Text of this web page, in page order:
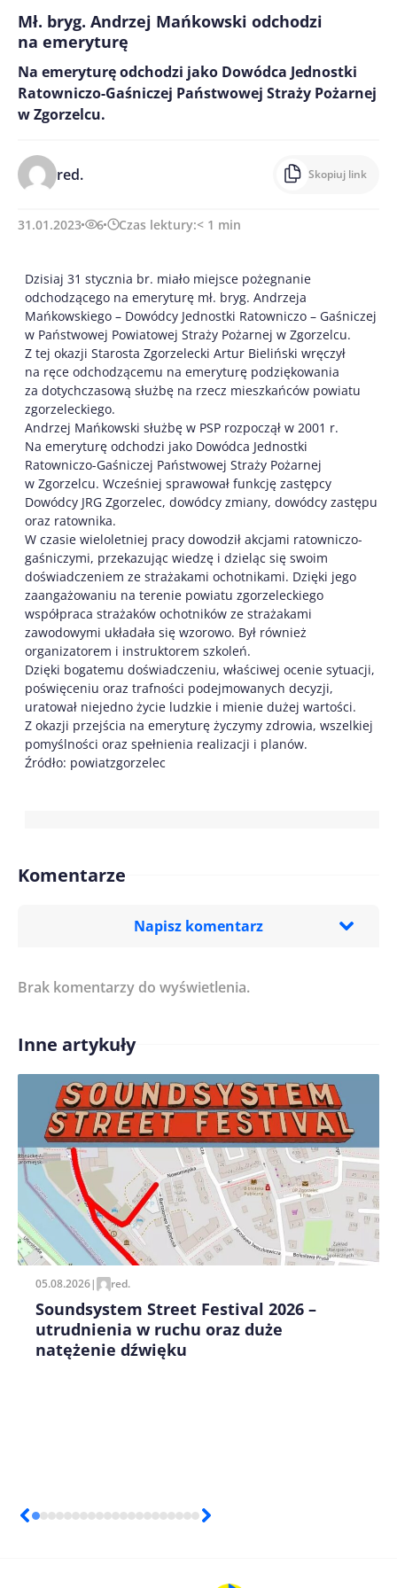
Mł. bryg. Andrzej Mańkowski odchodzi
na emeryturę
Na emeryturę odchodzi jako Dowódca Jednostki
Ratowniczo-Gaśniczej Państwowej Straży Pożarnej
w Zgorzelcu.
red. Skopiuj link
31.01.2023 6 Czas lektury:< 1 min
Dzisiaj 31 stycznia br. miało miejsce pożegnanie
odchodzącego na emeryturę mł. bryg. Andrzeja
Mańkowskiego – Dowódcy Jednostki Ratowniczo – Gaśniczej
w Państwowej Powiatowej Straży Pożarnej w Zgorzelcu.
Z tej okazji Starosta Zgorzelecki Artur Bieliński wręczył
na ręce odchodzącemu na emeryturę podziękowania
za dotychczasową służbę na rzecz mieszkańców powiatu
zgorzeleckiego.
Andrzej Mańkowski służbę w PSP rozpoczął w 2001 r.
Na emeryturę odchodzi jako Dowódca Jednostki
Ratowniczo-Gaśniczej Państwowej Straży Pożarnej
w Zgorzelcu. Wcześniej sprawował funkcję zastępcy
Dowódcy JRG Zgorzelec, dowódcy zmiany, dowódcy zastępu
oraz ratownika.
W czasie wieloletniej pracy dowodził akcjami ratowniczo-
gaśniczymi, przekazując wiedzę i dzieląc się swoim
doświadczeniem ze strażakami ochotnikami. Dzięki jego
zaangażowaniu na terenie powiatu zgorzeleckiego
współpraca strażaków ochotników ze strażakami
zawodowymi układała się wzorowo. Był również
organizatorem i instruktorem szkoleń.
Dzięki bogatemu doświadczeniu, właściwej ocenie sytuacji,
poświęceniu oraz trafności podejmowanych decyzji,
uratował niejedno życie ludzkie i mienie dużej wartości.
Z okazji przejścia na emeryturę życzymy zdrowia, wszelkiej
pomyślności oraz spełnienia realizacji i planów.
Źródło: powiatzgorzelec
Komentarze
Napisz komentarz
Treść komentarza*
Imię/ Nick*
Zapamiętaj moje dane w tej przeglądarce podczas
pisania kolejnych komentarzy.
Brak komentarzy do wyświetlenia.
Inne artykuły
05.08.2026| red.
Soundsystem Street Festival 2026 –
utrudnienia w ruchu oraz duże
natężenie dźwięku